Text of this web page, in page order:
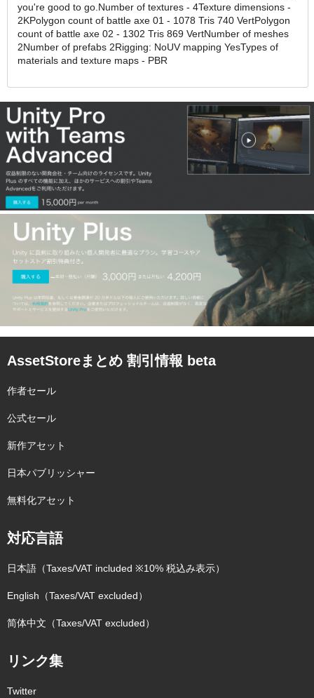
you're good to go.Number of textures - 4Texture dimensions -
2KPolygon count of battle axe 01 - 1078 Tris 740 VertPolygon
count of battle axe 02 - 1302 Tris 869 VertNumber of meshes
2Number of prefabs 2Rigging: NoUV mapping YesTypes of
materials and texture maps - PBR
AssetStoreまとめ 割引情報 beta
作者セール
公式セール
新作アセット
日本パブリッシャー
無料化アセット
対応言語
日本語（Taxes/VAT included ※10% 税込み表示）
English（Taxes/VAT excluded）
简体中文（Taxes/VAT excluded）
リンク集
Twitter